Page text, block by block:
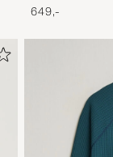
649,-